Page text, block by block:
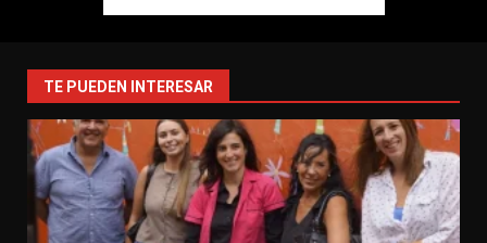
TE PUEDEN INTERESAR